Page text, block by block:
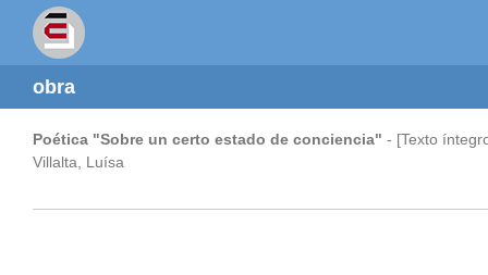
obra
Poética "Sobre un certo estado de conciencia" - [Texto
Villalta, Luísa